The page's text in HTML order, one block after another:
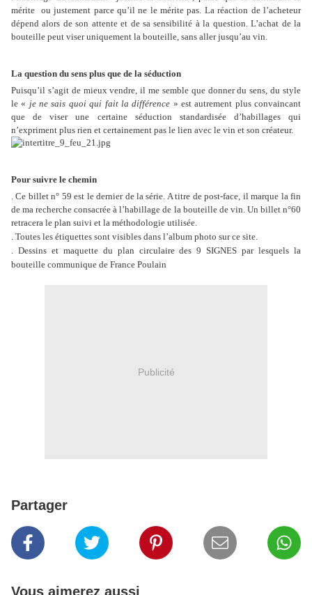
mérite ou justement parce qu’il ne le mérite pas. La réaction de l’acheteur
dépend alors de son attente et de sa sensibilité à la question. L’achat de la
bouteille peut viser uniquement la bouteille, sans aller jusqu’au vin.
La question du sens plus que de la séduction
Puisqu’il s’agit de mieux vendre, il me semble que donner du sens, du style
le « je ne sais quoi qui fait la différence » est autrement plus convaincant
que de viser une certaine séduction standardisée d’habillages qui
n’expriment plus rien et certainement pas le lien avec le vin et son créateur.
Pour suivre le chemin
. Ce billet n° 59 est le dernier de la série. A titre de post-face, il marque la fin
de ma recherche consacrée à l’habillage de la bouteille de vin. Un billet n°60
retracera le plan suivi et la méthodologie utilisée.
. Toutes les étiquettes sont visibles dans l’album photo sur ce site.
. Dessins et maquette du plan circulaire des 9 SIGNES par lesquels la
bouteille communique de France Poulain
Publicité
Partager
Vous aimerez aussi